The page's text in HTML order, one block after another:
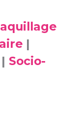
|
| Socio-